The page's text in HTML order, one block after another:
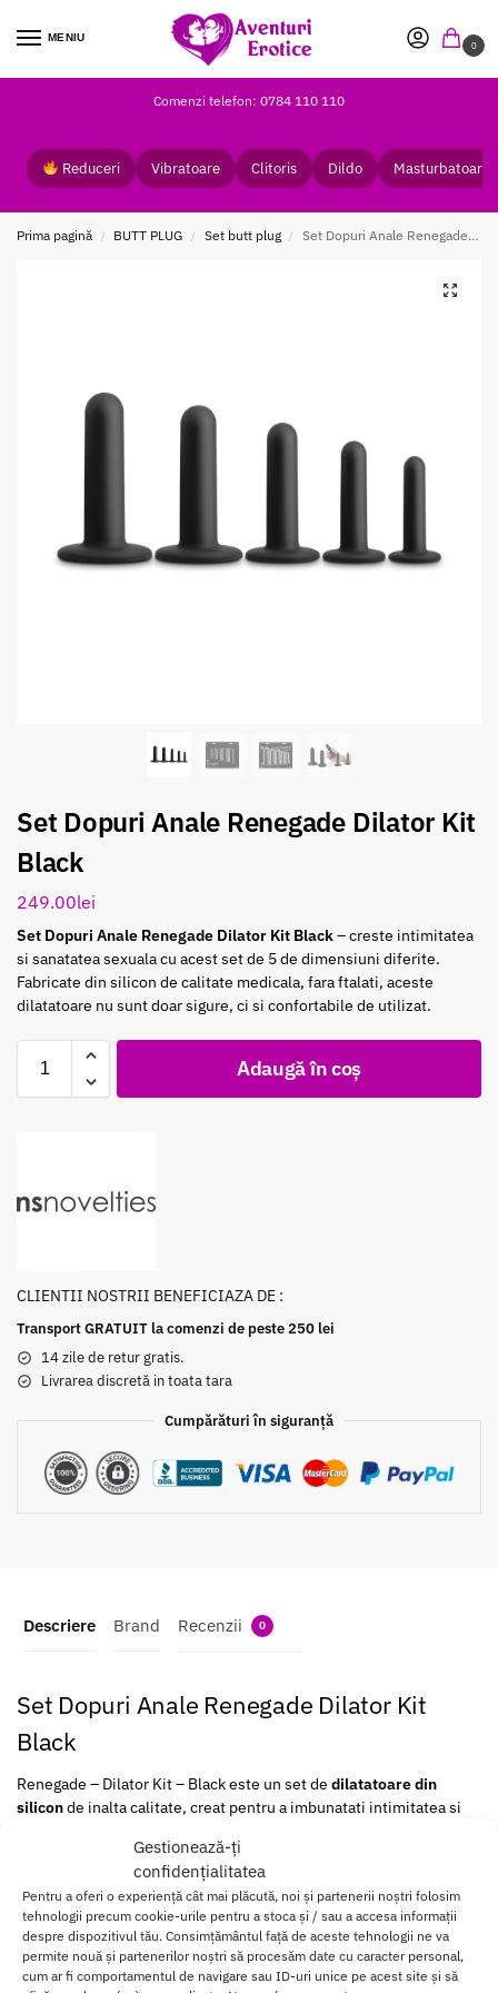
Gestionează-ți
confidențialitatea
Pentru a oferi o experiență cât mai plăcută, noi și partenerii noștri folosim
tehnologii precum cookie-urile pentru a stoca și / sau a accesa informații
despre dispozitivul tău. Consimțământul față de aceste tehnologii ne va
permite nouă și partenerilor noștri să procesăm date cu caracter personal,
cum ar fi comportamentul de navigare sau ID-uri unice pe acest site și să
MENIU
0
Comenzi telefon: 0784 110 110
Reduceri Vibratoare Clitoris Dildo Masturbatoare
Prima pagină / BUTT PLUG / Set butt plug / Set Dopuri Anale Renegade Dilator Kit Black
Set Dopuri Anale Renegade Dilator Kit
Black
249.00lei
Set Dopuri Anale Renegade Dilator Kit Black– creste intimitatea
si sanatatea sexuala cu acest set de 5 de dimensiuni diferite.
Fabricate din silicon de calitate medicala, fara ftalati, aceste
dilatatoare nu sunt doar sigure, ci si confortabile de utilizat.
Adaugă în coș
CLIENTII NOSTRII BENEFICIAZA DE :
Transport GRATUIT la comenzi de peste 250 lei
14 zile de retur gratis.
Livrarea discretă in toata tara
Cumpărături în siguranță
Descriere Brand Recenzii 0
Set Dopuri Anale Renegade Dilator Kit
Black
Renegade – Dilator Kit – Black este un set de dilatatoare din
siliconde inalta calitate, creat pentru a imbunatati intimitatea si
Acest kit contine5 dilatatoare de dimensiuni variate
intre 1.8 si 4 cm si lungimi intre 9.4 si 14.3 cm, permitandu-ti sa
alegi dimensiunea care se potriveste cel mai bine nevoilor tale.
Confectionate din silicon pliabil premium, aceste dilatatoare sunt